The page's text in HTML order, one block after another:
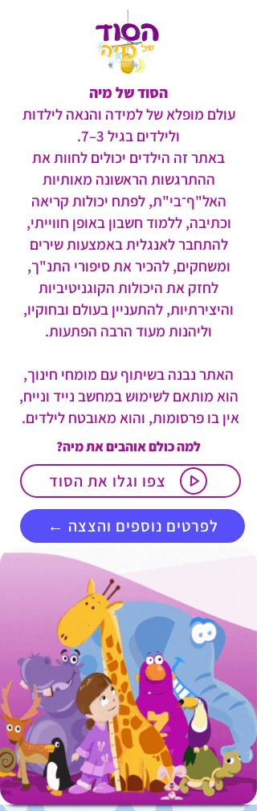
הסוד של מיה
עולם מופלא של למידה והנאה לילדות
ולילדים בגיל 3–7.
באתר זה הילדים יכולים לחוות את
ההתרגשות הראשונה מאותיות
האל"ף־בי"ת, לפתח יכולות קריאה
וכתיבה, ללמוד חשבון באופן חווייתי,
להתחבר לאנגלית באמצעות שירים
ומשחקים, להכיר את סיפורי התנ"ך,
לחזק את היכולות הקוגניטיביות
והיצירתיות, להתעניין בעולם ובחוקיו,
וליהנות מעוד הרבה הפתעות.
האתר נבנה בשיתוף עם מומחי חינוך,
הוא מותאם לשימוש במחשב נייד ונייח,
אין בו פרסומות, והוא מאובטח לילדים.
צפו וגלו את הסוד
למה כולם אוהבים את מיה?
← לפרטים נוספים והצצה